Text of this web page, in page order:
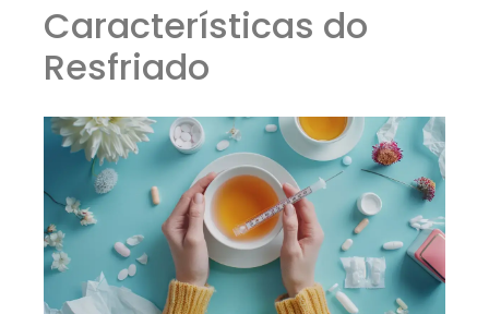
Características do
Resfriado